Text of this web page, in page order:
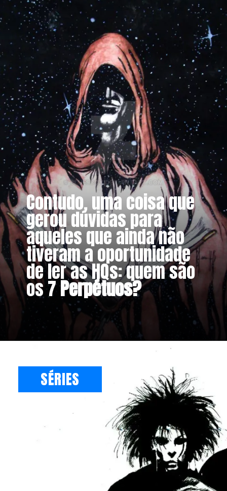
Contudo, uma coisa que
gerou dúvidas para
aqueles que ainda não
tiveram a oportunidade
de ler as HQs: quem são
os 7Perpétuos?
SÉRIES